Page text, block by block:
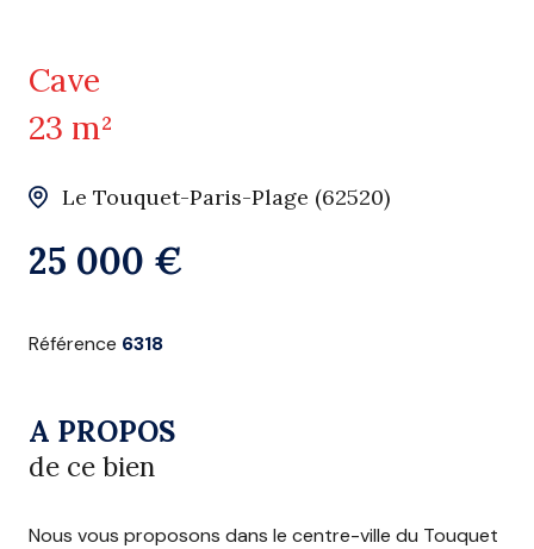
Cave
23 m²
Le Touquet-Paris-Plage (62520)
25 000 €
Référence 6318
A PROPOS
de ce bien
Nous vous proposons dans le centre-ville du Touquet